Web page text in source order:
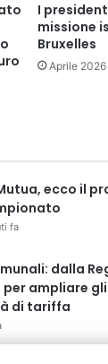
I
missione
Bruxelles
Aprile 2026
ecco il
fa
dalla
per ampliare
di tariffa